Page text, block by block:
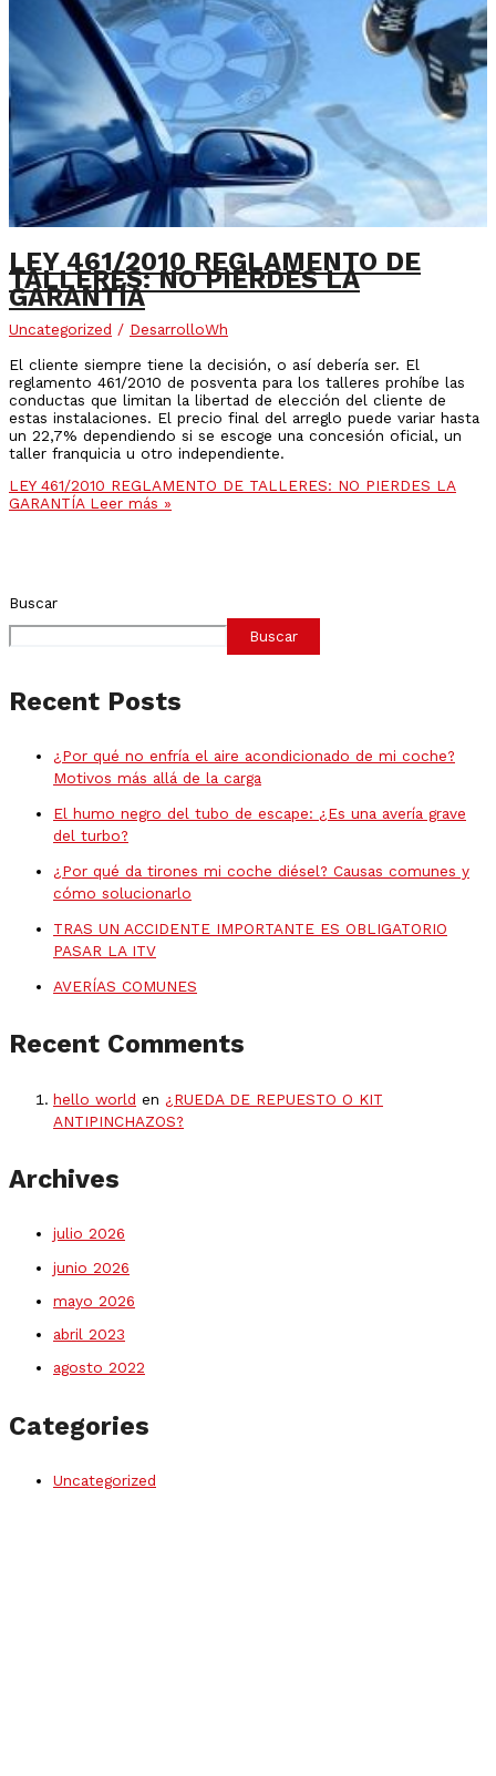
LEY 461/2010 REGLAMENTO DE
TALLERES: NO PIERDES LA
GARANTÍA
Uncategorized / DesarrolloWh
El cliente siempre tiene la decisión, o así debería ser. El
reglamento 461/2010 de posventa para los talleres prohíbe las
conductas que limitan la libertad de elección del cliente de
estas instalaciones. El precio final del arreglo puede variar hasta
un 22,7% dependiendo si se escoge una concesión oficial, un
taller franquicia u otro independiente.
LEY 461/2010 REGLAMENTO DE TALLERES: NO PIERDES LA
GARANTÍALeer más »
Buscar
Buscar
Recent Posts
¿Por qué no enfría el aire acondicionado de mi coche?
Motivos más allá de la carga
El humo negro del tubo de escape: ¿Es una avería grave
del turbo?
¿Por qué da tirones mi coche diésel? Causas comunes y
cómo solucionarlo
TRAS UN ACCIDENTE IMPORTANTE ES OBLIGATORIO
PASAR LA ITV
AVERÍAS COMUNES
Recent Comments
hello world en ¿RUEDA DE REPUESTO O KIT
ANTIPINCHAZOS?
Archives
julio 2026
junio 2026
mayo 2026
abril 2023
agosto 2022
Categories
Uncategorized